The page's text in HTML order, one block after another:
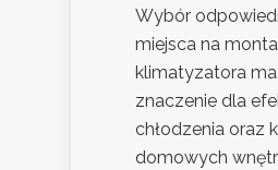
Wybór
miejsca na
klimatyzatora
znaczenie dla
chłodzenia oraz
domowych